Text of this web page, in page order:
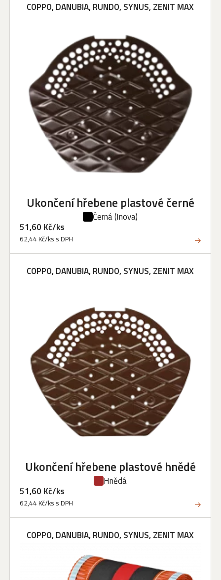
COPPO, DANUBIA, RUNDO, SYNUS, ZENIT MAX
Ukončení hřebene plastové černé
Černá(Inova)
51,60 Kč/ks
62,44 Kč/ks s DPH
COPPO, DANUBIA, RUNDO, SYNUS, ZENIT MAX
Ukončení hřebene plastové hnědé
Hnědá
51,60 Kč/ks
62,44 Kč/ks s DPH
COPPO, DANUBIA, RUNDO, SYNUS, ZENIT MAX